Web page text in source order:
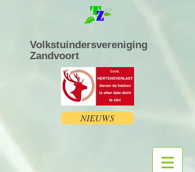
Volkstuindersvereniging
Zandvoort
NIEUWS